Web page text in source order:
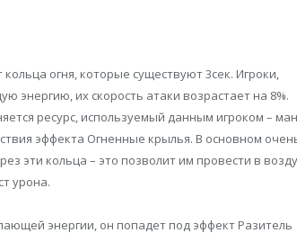
огня, которые существуют 3сек. Игроки,
их скорость атаки возрастает на 8%.
ресурс, используемый данным игроком –
эффекта Огненные крылья. В основном
эти кольца – это позволит им провести в
урона.
энергии, он попадет под эффект Разитель